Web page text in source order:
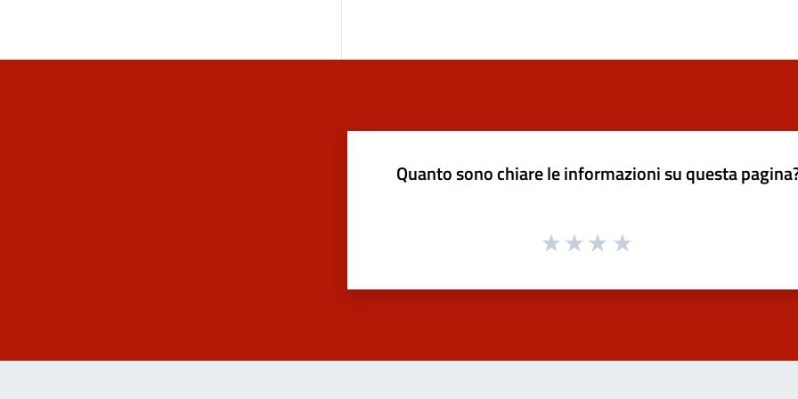
Quanto sono chiare le informazioni su questa